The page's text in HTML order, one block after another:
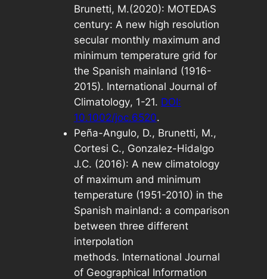
Brunetti, M.(2020): MOTEDAS
century: A new high resolution
secular monthly maximum and
minimum temperature grid for
the Spanish mainland (1916-
2015). International Journal of
Climatology, 1-21. DOI:
10.1002/joc.6520.
Peña-Angulo, D., Brunetti, M.,
Cortesi C., Gonzalez-Hidalgo
J.C. (2016): A new climatology
of maximum and minimum
temperature (1951-2010) in the
Spanish mainland: a comparison
between three different
interpolation
methods. International Journal
of Geographical Information